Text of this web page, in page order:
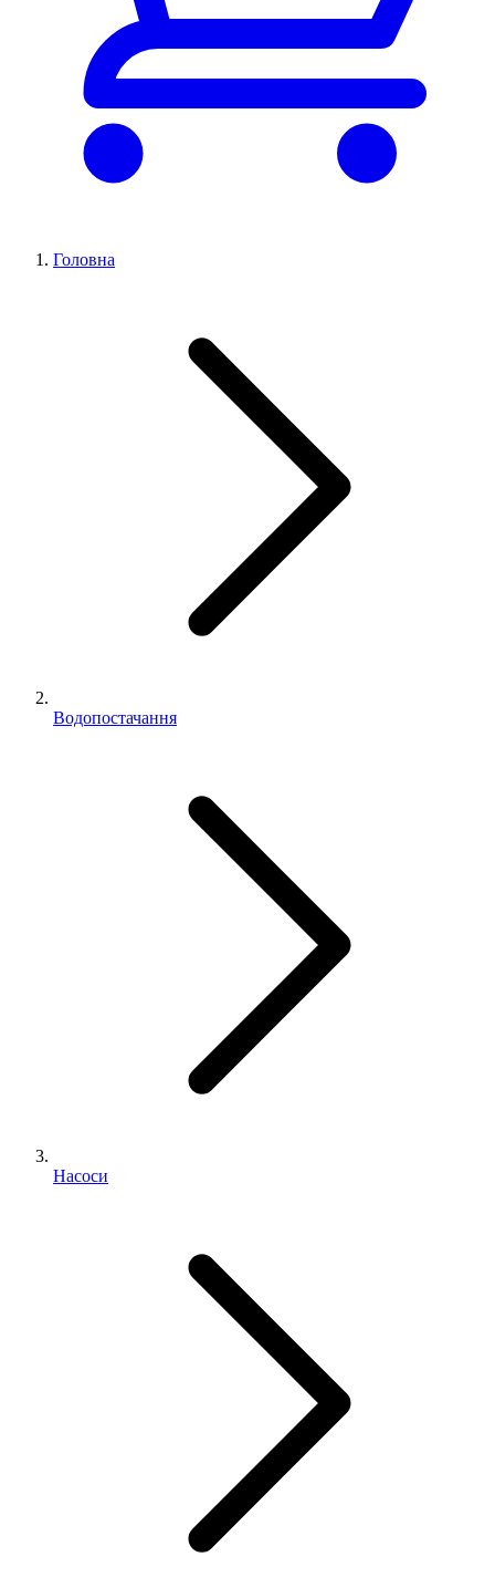
Головна
Водопостачання
Насоси